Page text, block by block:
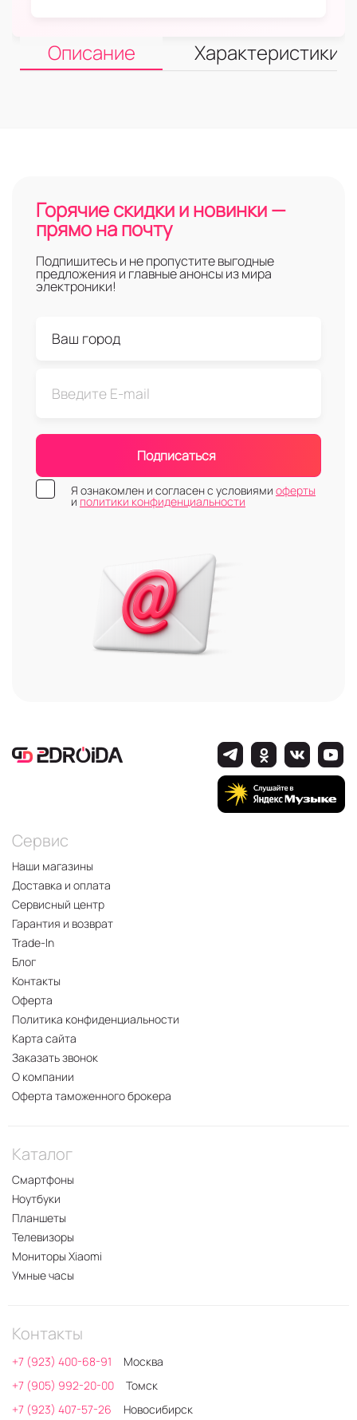
Описание Характеристики
Горячие скидки и новинки —
прямо на почту
Подпишитесь и не пропустите выгодные
предложения и главные анонсы из мира
электроники!
Подписаться
Я ознакомлен и согласен с условиями оферты
и политики конфиденциальности
Сервис
Наши магазины
Доставка и оплата
Сервисный центр
Гарантия и возврат
Trade-In
Блог
Контакты
Оферта
Политика конфиденциальности
Карта сайта
Заказать звонок
О компании
Оферта таможенного брокера
Каталог
Смартфоны
Ноутбуки
Планшеты
Телевизоры
Мониторы Xiaomi
Умные часы
Контакты
+7 (923) 400-68-91
Москва
+7 (905) 992-20-00
Томск
+7 (923) 407-57-26
Новосибирск